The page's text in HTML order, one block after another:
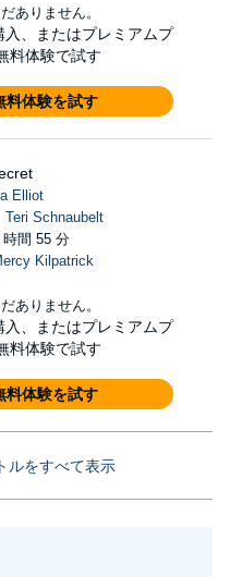
ありません。
入、またはプレミアムプ
料体験で試す
料体験を試す
Elliot
Teri Schnaubelt
間 55 分
Kilpatrick
ありません。
入、またはプレミアムプ
料体験で試す
料体験を試す
ルをすべて表示